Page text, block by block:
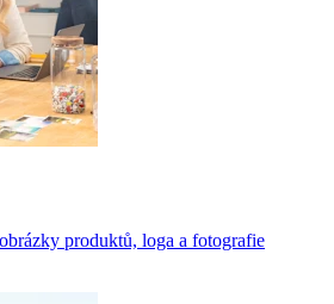
produktů, loga a fotografie